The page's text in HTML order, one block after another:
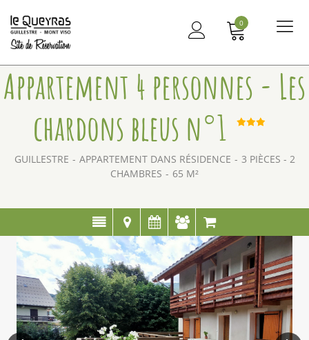
0
Appartement 4 personnes - Les
chardons bleus n°1
GUILLESTRE APPARTEMENT DANS RÉSIDENCE
3 PIÈCES - 2
CHAMBRES
65 M²